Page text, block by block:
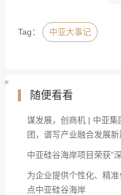
Tag： 中亚大事记
随便看看
谋发展，创商机 | 中亚
团，谱写产业融合发展新
中亚硅谷海岸项目荣获“
为企业提供个性化、精
点中亚硅谷海岸